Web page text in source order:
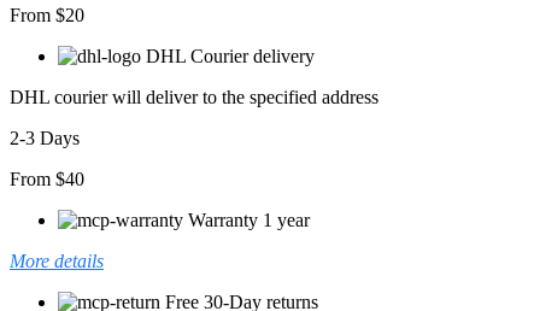
From $20
DHL Courier delivery
DHL courier will deliver to the specified address
2-3 Days
From $40
Warranty 1 year
More details
Free 30-Day returns